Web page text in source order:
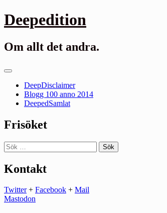
Gå
till
Deepedition
Om allt det andra.
Primär
DeepDisclaimer
Blogg 100 anno 2014
DeepedSamlat
Frisöket
Sök
efter:
Kontakt
Twitter+ Facebook + Mail
Mastodon